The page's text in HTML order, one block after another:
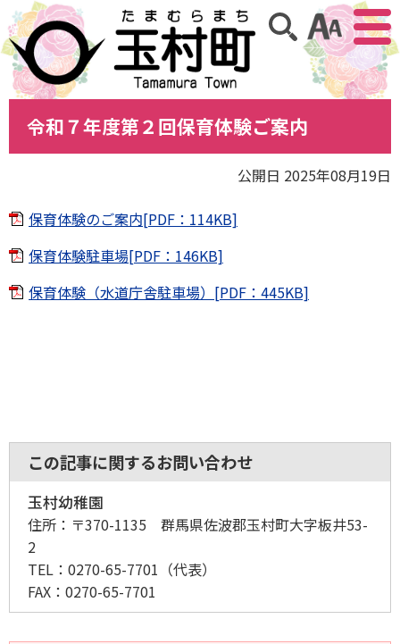
アクセ
サイト内検索
令和７年度第２回保育体験ご案内
公開日 2025年08月19日
保育体験のご案内[PDF：114KB]
保育体験駐車場[PDF：146KB]
保育体験（水道庁舎駐車場）[PDF：445KB]
この記事に関するお問い合わせ
玉村幼稚園
住所： 〒370-1135 群馬県佐波郡玉村町大字板井53-
2
TEL： 0270-65-7701 （代表）
FAX： 0270-65-7701